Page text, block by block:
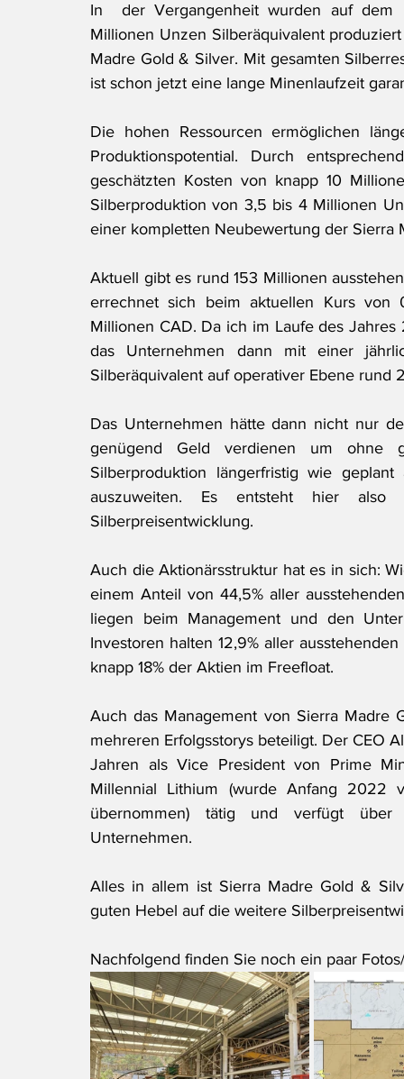
In  der Vergangenheit wurden auf dem
Millionen Unzen Silberäquivalent
Madre Gold & Silver. Mit gesamten
ist schon jetzt eine lange Minenlaufzeit
Die hohen Ressourcen ermöglichen
Produktionspotential. Durch
geschätzten Kosten von knapp 10
Silberproduktion von 3,5 bis 4 Millionen
einer kompletten Neubewertung der Sierra
Aktuell gibt es rund 153 Millionen
errechnet sich beim aktuellen Kurs
Millionen CAD. Da ich im Laufe des
das Unternehmen dann mit einer
Silberäquivalent auf operativer Ebene rund
Das Unternehmen hätte dann nicht nur
genügend Geld verdienen um ohne
Silberproduktion längerfristig wie
auszuweiten. Es entsteht hier
Silberpreisentwicklung.
Auch die Aktionärsstruktur hat es in sich:
einem Anteil von 44,5% aller
liegen beim Management und den
Investoren halten 12,9% aller
knapp 18% der Aktien im Freefloat.
Auch das Management von Sierra Madre
mehreren Erfolgsstorys beteiligt. Der CEO
Jahren als Vice President von Prime
Millennial Lithium (wurde Anfang 2022
übernommen) tätig und verfügt über
Unternehmen.
Alles in allem ist Sierra Madre Gold &
guten Hebel auf die weitere
Nachfolgend finden Sie noch ein paar